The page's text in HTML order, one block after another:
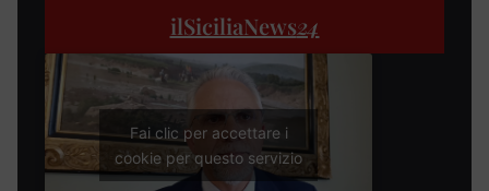
ilSiciliaNews24
Fai clic per accettare i
cookie per questo servizio